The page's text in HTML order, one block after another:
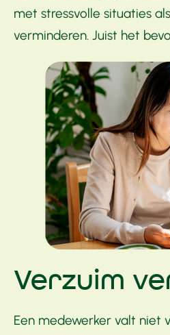
met stressvolle situaties
verminderen. Juist het
Verzuim
Een medewerker valt niet